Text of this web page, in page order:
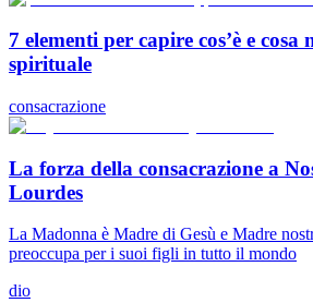
7 elementi per capire cos’è e
spirituale
consacrazione
La forza della consacrazione a
Lourdes
La Madonna è Madre di Gesù e Madre
preoccupa per i suoi figli in tutto il mondo
dio